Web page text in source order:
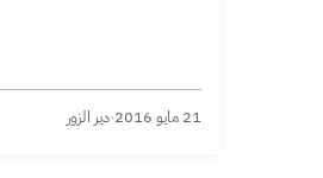
21 مايو 2016 ·دير الزور